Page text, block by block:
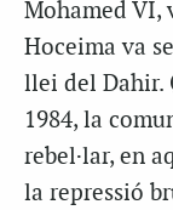
Mohamed VI,
Hoceima va
llei del Dahir.
1984, la
rebel·lar, en
la repressió